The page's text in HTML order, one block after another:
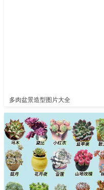
多肉盆景造型图片大全